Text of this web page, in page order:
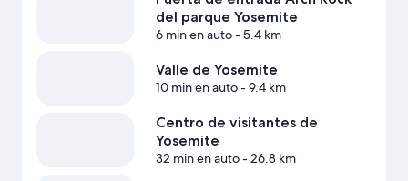
del parque Yosemite
6 min en auto- 5.4 km
Valle de Yosemite
10 min en auto- 9.4 km
Centro de visitantes de
Yosemite
32 min en auto- 26.8 km